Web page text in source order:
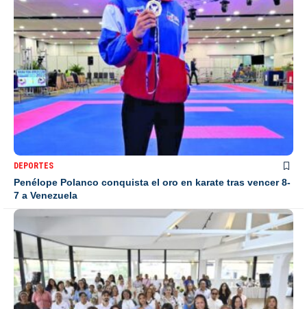
DEPORTES
Penélope Polanco conquista el oro en karate tras vencer 8-
7 a Venezuela